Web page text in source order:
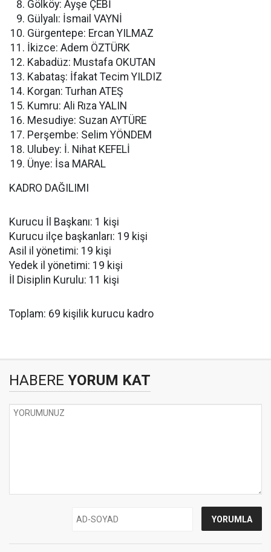
Gölköy: Ayşe ÇEBİ
Gülyalı: İsmail VAYNİ
Gürgentepe: Ercan YILMAZ
İkizce: Adem ÖZTÜRK
Kabadüz: Mustafa OKUTAN
Kabataş: İfakat Tecim YILDIZ
Korgan: Turhan ATEŞ
Kumru: Ali Rıza YALIN
Mesudiye: Suzan AYTÜRE
Perşembe: Selim YÖNDEM
Ulubey: İ. Nihat KEFELİ
Ünye: İsa MARAL
KADRO DAĞILIMI
Kurucu İl Başkanı: 1 kişi
Kurucu ilçe başkanları: 19 kişi
Asil il yönetimi: 19 kişi
Yedek il yönetimi: 19 kişi
İl Disiplin Kurulu: 11 kişi
Toplam: 69 kişilik kurucu kadro
HABERE YORUM KAT